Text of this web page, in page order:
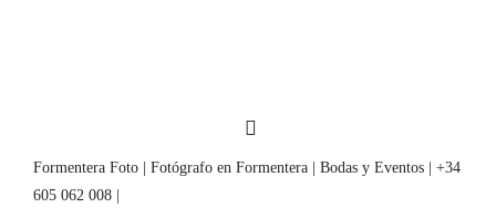
Formentera Foto | Fotógrafo en Formentera | Bodas y Eventos | +34
605 062 008 |